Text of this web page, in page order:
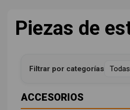
Piezas de
Filtrar por categorías
ACCESORIOS